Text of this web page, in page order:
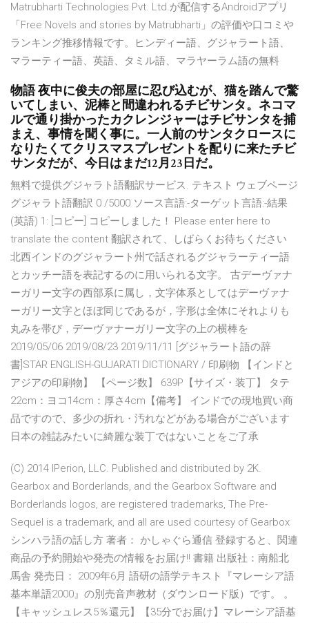
Matrubharti Technologies Pvt. Ltd.が配信するAndroidアプリ
「Free Novels and stories by Matrubharti」の評価や口コミや
ランキング推移情報です。ヒンディー語、グジャラート語、
マラーティー語、英語、タミル語、マラヤーラム語の無料
物語 夜中に俊夫の部屋に忍び込むが、猫を踏んで驚
いてしまい、泥棒と間違われるチビサンタ。ネコマ
ルで通り掛かったカクレンジャーはチビサンタを捕
まえ、事情を聞く事に。一人前のサンタクロースに
なりたくてクリスマスプレゼントを配りに来たチビ
サンタだが、今日はまだ12月23日だ。
無料で提供グジャラト語翻訳サービス. テキスト ウェブページ
グジャラト語翻訳 0 /5000 ソース言語:-ターゲット言語:-結果
(英語) 1: [コピー] コピーしました！ Please enter here to
translate the content 翻訳されて、しばらくお待ちください
北西インドのグジャラート州で話されるグジャラーティー語
とカッチー語を表記するのに用いられる文字。 古デーヴァナ
ーガリー文字の西部系に属し，文字体系としてはデーヴァナ
ーガリー文字とほぼ同じであるが，字形は全体にそれよりも
丸みを帯び，デーヴァナーガリー文字の上の横棒を
2019/05/06 2019/08/23 2019/11/11 [グジャラート語の辞
書]STAR ENGLISH-GUJARATI DICTIONARY / 印刷物 【インドと
アジアの印刷物】 【ページ数】 639P【サイズ・装丁】 タテ
22cm：ヨコ14cm：厚さ4cm【備考】 インドでの現地買い商
品ですので、多少の折れ・汚れなどがある場合がございます
日本の雑誌みたいに綺麗な装丁ではないことをご了承
(C) 2014 IPerion, LLC. Published and distributed by 2K.
Gearbox and Borderlands, and the Gearbox Software and
Borderlands logos, are registered trademarks, The Pre-
Sequel is a trademark, and all are used courtesy of Gearbox
シンハラ語の話し方 著者： かしゃぐら通信 登録すると、関連
商品の予約開始や発売の情報をお届け!! 書籍 出版社：南船北
馬舎 発売日： 2009年6月 語研の語学テキスト『マレーシア語
基本単語2000』の別売音声教材（ダウンロード版）です。 。
【キャッシュレス5％還元】【35分でお届け】マレーシア語基